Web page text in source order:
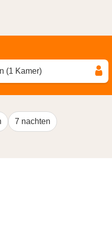
(1 Kamer)
7 nachten